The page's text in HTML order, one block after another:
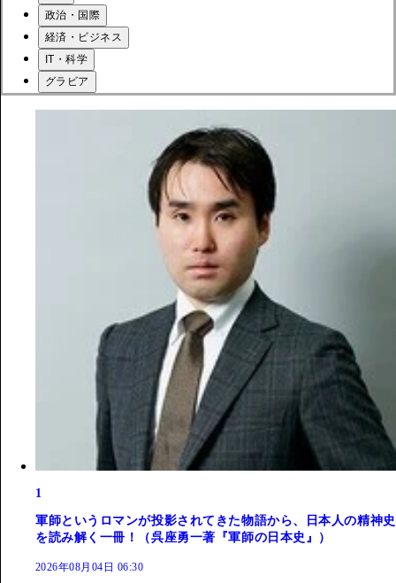
政治・国際
経済・ビジネス
IT・科学
グラビア
1
軍師というロマンが投影されてきた物語から、日本人の精神史
を読み解く一冊！（呉座勇一著『軍師の日本史』）
2026年08月04日 06:30